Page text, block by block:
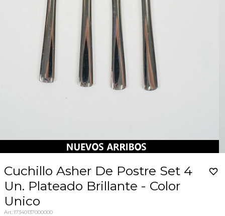
Cuchillo Asher De Postre Set 4
Un. Plateado Brillante - Color
Unico
17340137000000